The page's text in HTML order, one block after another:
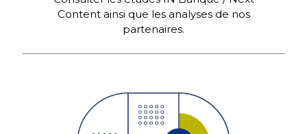
Content ainsi que les analyses de nos
partenaires.